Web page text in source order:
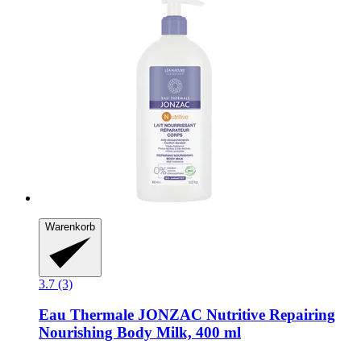
Warenkorb
3.7 (3)
Eau Thermale JONZAC Nutritive Repairing
Nourishing Body Milk, 400 ml